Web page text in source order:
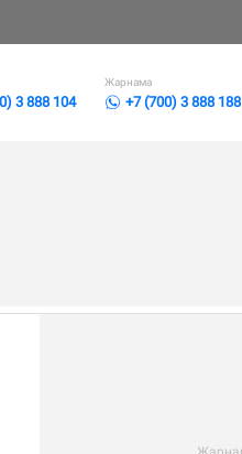
3 888 104
Жарнама
+7 (700) 3 888 188